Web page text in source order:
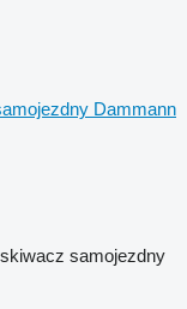
Dammann
samojezdny